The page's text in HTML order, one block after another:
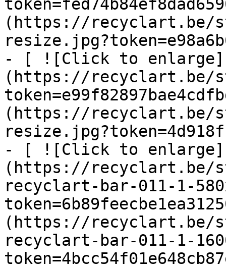
(https://recyclart.be/
- [ ![Click to enlarge]
(https://recyclart.be/
(https://recyclart.be/
- [ ![Click to enlarge]
(https://recyclart.be/
recyclart-bar-011-1-
(https://recyclart.be/
recyclart-bar-011-1-